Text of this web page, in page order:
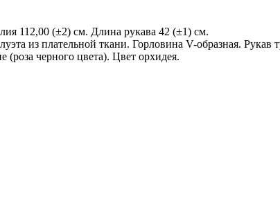
112,00 (±2) см. Длина рукава 42 (±1) см.
из плательной ткани. Горловина V-образная.
(роза черного цвета). Цвет орхидея.